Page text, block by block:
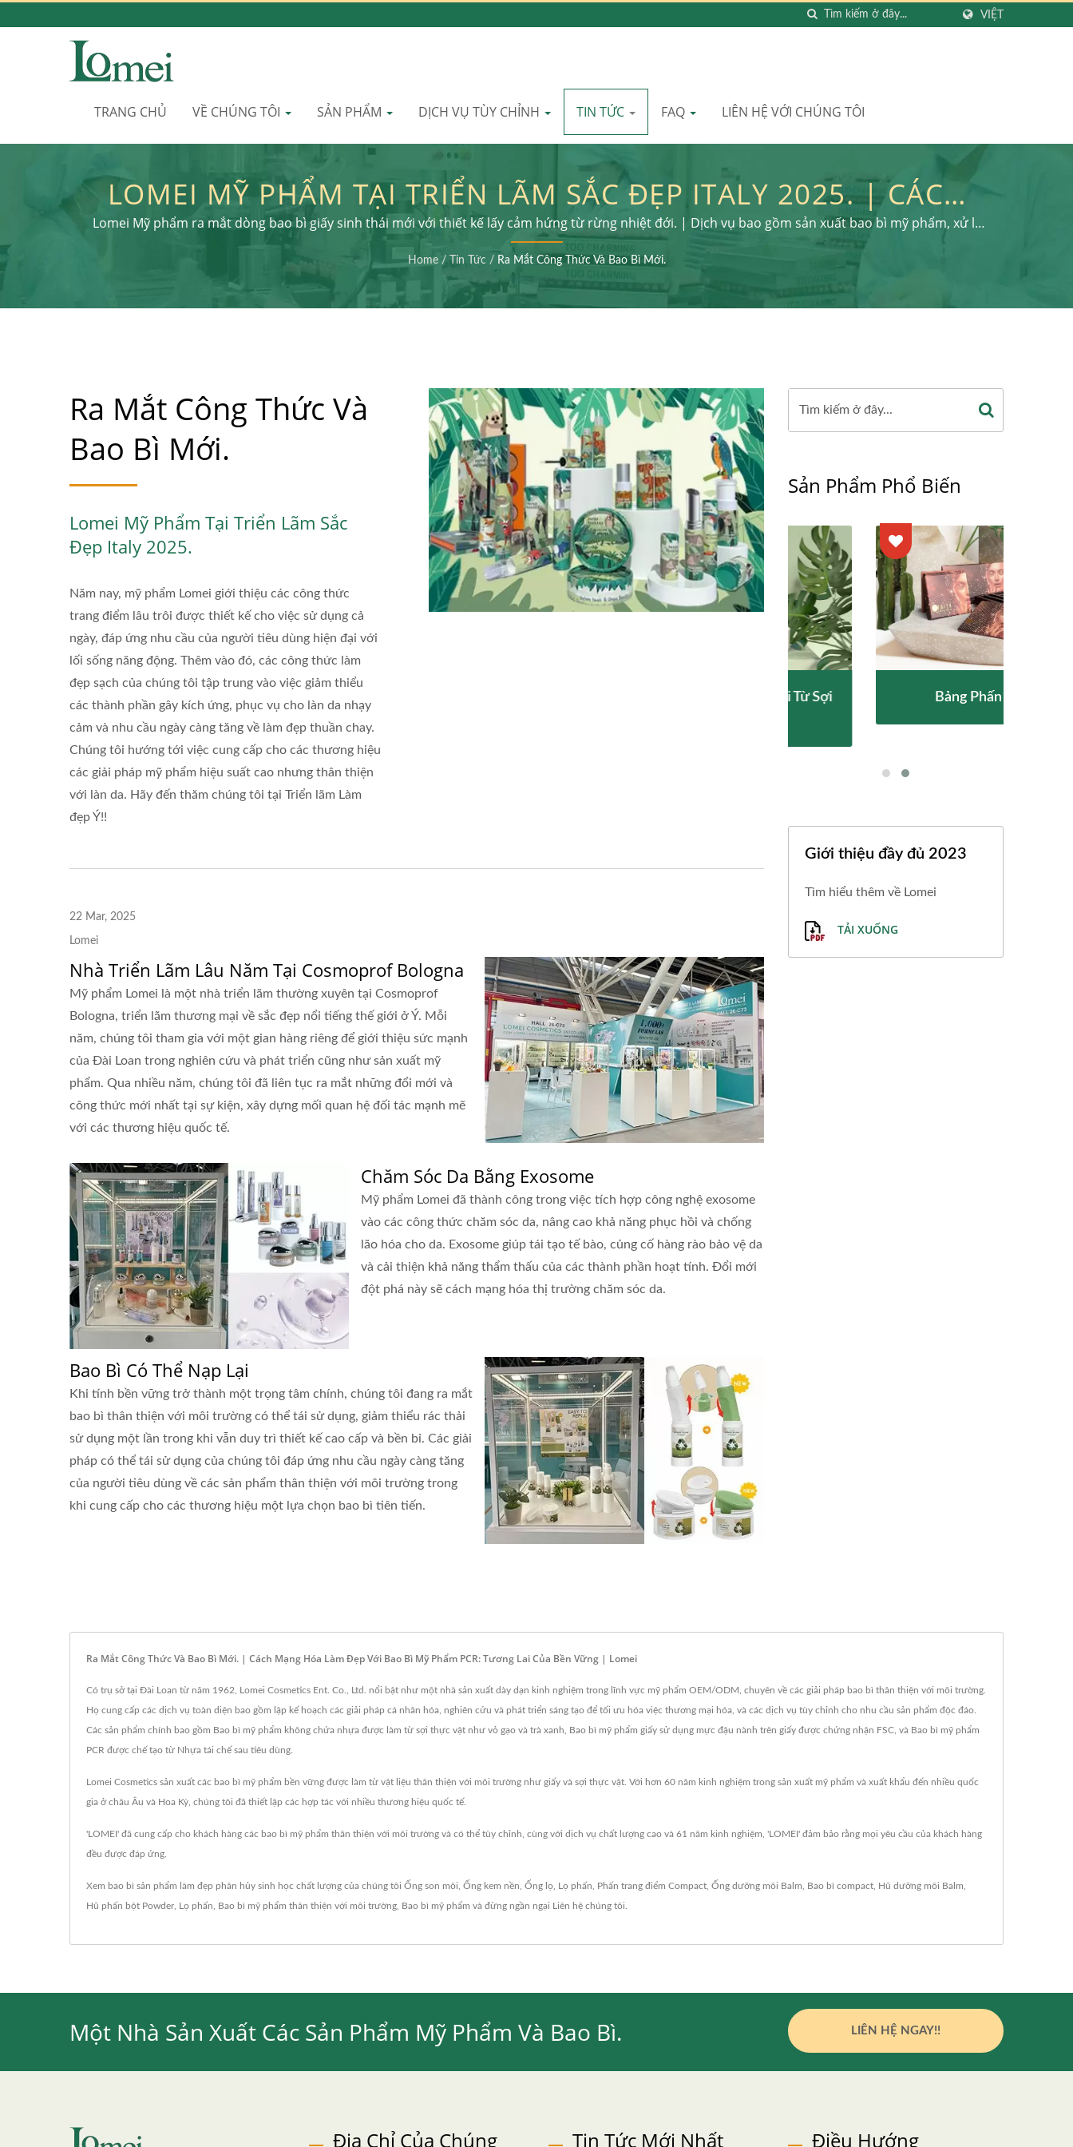
VIỆT
TRANG CHỦ VỀ CHÚNG TÔI SẢN PHẨM DỊCH VỤ TÙY CHỈNH TIN TỨC FAQ LIÊN HỆ VỚI CHÚNG TÔI
LOMEI MỸ PHẨM TẠI TRIỂN LÃM SẮC ĐẸP ITALY 2025. | CÁCH
MẠNG HÓA LÀM ĐẸP VỚI BAO BÌ MỸ PHẨM PCR: TƯƠNG LAI
CỦA BỀN VỮNG | LOMEI
Lomei Mỹ phẩm ra mắt dòng bao bì giấy sinh thái mới với thiết kế lấy cảm hứng từ rừng nhiệt đới. | Dịch vụ bao gồm sản xuất bao bì mỹ phẩm, xử lý
phụ và lắp ráp sản phẩm cuối cùng
Home / Tin Tức / Ra Mắt Công Thức Và Bao Bì Mới.
Ra Mắt Công Thức Và
Bao Bì Mới.
Lomei Mỹ Phẩm Tại Triển Lãm Sắc
Đẹp Italy 2025.
Năm nay, mỹ phẩm Lomei giới thiệu các công thức
trang điểm lâu trôi được thiết kế cho việc sử dụng cả
ngày, đáp ứng nhu cầu của người tiêu dùng hiện đại với
lối sống năng động. Thêm vào đó, các công thức làm
đẹp sạch của chúng tôi tập trung vào việc giảm thiểu
các thành phần gây kích ứng, phục vụ cho làn da nhạy
cảm và nhu cầu ngày càng tăng về làm đẹp thuần chay.
Chúng tôi hướng tới việc cung cấp cho các thương hiệu
các giải pháp mỹ phẩm hiệu suất cao nhưng thân thiện
với làn da. Hãy đến thăm chúng tôi tại Triển lãm Làm
đẹp Ý!!
22 Mar, 2025
Lomei
Nhà Triển Lãm Lâu Năm Tại Cosmoprof Bologna
Mỹ phẩm Lomei là một nhà triển lãm thường xuyên tại Cosmoprof
Bologna, triển lãm thương mại về sắc đẹp nổi tiếng thế giới ở Ý. Mỗi
năm, chúng tôi tham gia với một gian hàng riêng để giới thiệu sức mạnh
của Đài Loan trong nghiên cứu và phát triển cũng như sản xuất mỹ
phẩm. Qua nhiều năm, chúng tôi đã liên tục ra mắt những đổi mới và
công thức mới nhất tại sự kiện, xây dựng mối quan hệ đối tác mạnh mẽ
với các thương hiệu quốc tế.
Chăm Sóc Da Bằng Exosome
Mỹ phẩm Lomei đã thành công trong việc tích hợp công nghệ exosome
vào các công thức chăm sóc da, nâng cao khả năng phục hồi và chống
lão hóa cho da. Exosome giúp tái tạo tế bào, củng cố hàng rào bảo vệ da
và cải thiện khả năng thẩm thấu của các thành phần hoạt tính. Đổi mới
đột phá này sẽ cách mạng hóa thị trường chăm sóc da.
Bao Bì Có Thể Nạp Lại
Khi tính bền vững trở thành một trọng tâm chính, chúng tôi đang ra mắt
bao bì thân thiện với môi trường có thể tái sử dụng, giảm thiểu rác thải
sử dụng một lần trong khi vẫn duy trì thiết kế cao cấp và bền bỉ. Các giải
pháp có thể tái sử dụng của chúng tôi đáp ứng nhu cầu ngày càng tăng
của người tiêu dùng về các sản phẩm thân thiện với môi trường trong
khi cung cấp cho các thương hiệu một lựa chọn bao bì tiên tiến.
Sản Phẩm Phổ Biến
Tuýp Son Dưỡng Môi Từ Sợi
Thực Vật
Bảng Phấn Giấy
Giới thiệu đầy đủ 2023
Tìm hiểu thêm về Lomei
TẢI XUỐNG
Ra Mắt Công Thức Và Bao Bì Mới. | Cách Mạng Hóa Làm Đẹp Với Bao Bì Mỹ Phẩm PCR: Tương Lai Của Bền Vững | Lomei
Có trụ sở tại Đài Loan từ năm 1962, Lomei Cosmetics Ent. Co., Ltd. nổi bật như một nhà sản xuất dày dạn kinh nghiệm trong lĩnh vực mỹ phẩm OEM/ODM, chuyên về các giải pháp bao bì thân thiện với môi trường.
Họ cung cấp các dịch vụ toàn diện bao gồm lập kế hoạch các giải pháp cá nhân hóa, nghiên cứu và phát triển sáng tạo để tối ưu hóa việc thương mại hóa, và các dịch vụ tùy chỉnh cho nhu cầu sản phẩm độc đáo.
Các sản phẩm chính bao gồm Bao bì mỹ phẩm không chứa nhựa được làm từ sợi thực vật như vỏ gạo và trà xanh, Bao bì mỹ phẩm giấy sử dụng mực đậu nành trên giấy được chứng nhận FSC, và Bao bì mỹ phẩm
PCR được chế tạo từ Nhựa tái chế sau tiêu dùng.
Lomei Cosmetics sản xuất các bao bì mỹ phẩm bền vững được làm từ vật liệu thân thiện với môi trường như giấy và sợi thực vật. Với hơn 60 năm kinh nghiệm trong sản xuất mỹ phẩm và xuất khẩu đến nhiều quốc
gia ở châu Âu và Hoa Kỳ, chúng tôi đã thiết lập các hợp tác với nhiều thương hiệu quốc tế.
'LOMEI' đã cung cấp cho khách hàng các bao bì mỹ phẩm thân thiện với môi trường và có thể tùy chỉnh, cùng với dịch vụ chất lượng cao và 61 năm kinh nghiệm, 'LOMEI' đảm bảo rằng mọi yêu cầu của khách hàng
đều được đáp ứng.
Xem bao bì sản phẩm làm đẹp phân hủy sinh học chất lượng của chúng tôi Ống son môi Ống kem nền Ống lọ Lọ phấn Phấn trang điểm Compact Ống dưỡng môi Balm Bao bì compact Hũ dưỡng môi Balm
Hũ phấn bột Powder, Lọ phấn Bao bì mỹ phẩm thân thiện với môi trường Bao bì mỹ phẩm và đừng ngần ngại Liên hệ chúng tôi
Một Nhà Sản Xuất Các Sản Phẩm Mỹ Phẩm Và Bao Bì. LIÊN HỆ NGAY!!
Địa Chỉ Của Chúng Tin Tức Mới Nhất Điều Hướng